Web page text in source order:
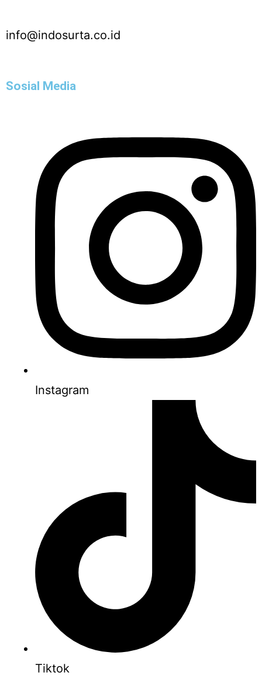
info@indosurta.co.id
Sosial Media
Instagram
Tiktok